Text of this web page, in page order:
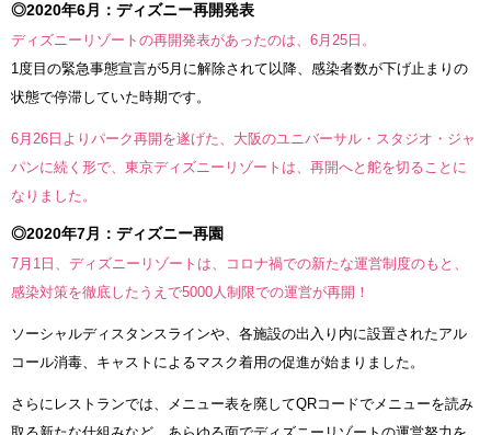
◎2020年6月：ディズニー再開発表
ディズニーリゾートの再開発表があったのは、6月25日。
1度目の緊急事態宣言が5月に解除されて以降、感染者数が下げ止まりの
状態で停滞していた時期です。
6月26日よりパーク再開を遂げた、大阪のユニバーサル・スタジオ・ジャ
パンに続く形で、東京ディズニーリゾートは、再開へと舵を切ることに
なりました。
◎2020年7月：ディズニー再園
7月1日、ディズニーリゾートは、コロナ禍での新たな運営制度のもと、
感染対策を徹底したうえで5000人制限での運営が再開！
ソーシャルディスタンスラインや、各施設の出入り内に設置されたアル
コール消毒、キャストによるマスク着用の促進が始まりました。
さらにレストランでは、メニュー表を廃してQRコードでメニューを読み